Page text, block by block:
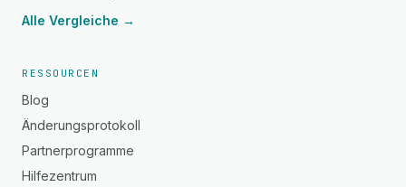
Alle Vergleiche →
RESSOURCEN
Blog
Änderungsprotokoll
Partnerprogramme
Hilfezentrum